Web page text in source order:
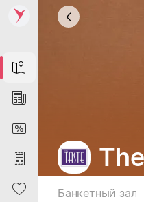
Map
News
DiscountCard
Purchases
Heart Банкетный зал